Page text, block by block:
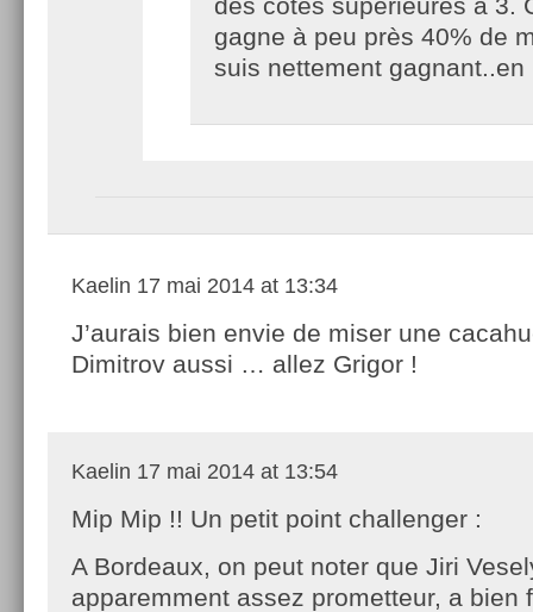
gagne à peu près 40% de
suis nettement
Kaelin 17 mai 2014 at 13:34
J’aurais bien envie de miser une
Dimitrov aussi … allez Grigor !
Kaelin 17 mai 2014 at 13:54
Mip Mip !! Un petit point challenger :
A Bordeaux, on peut noter que Jiri
apparemment assez prometteur, a bien